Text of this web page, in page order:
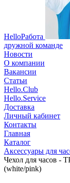
HelloРабота
дружной команде
Новости
О компании
Вакансии
Статьи
Hello.Club
Hello.Service
Доставка
Личный кабинет
Контакты
Главная
Каталог
Аксессуары для
Чехол для часов -
(white/pink)